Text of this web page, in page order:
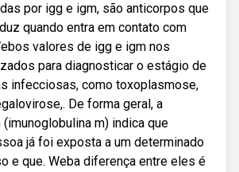
por igg e igm, são anticorpos que
quando entra em contato com
valores de igg e igm nos
para diagnosticar o estágio de
infecciosas, como toxoplasmose,
De forma geral, a
m) indica que
já foi exposta a um determinado
e que. Weba diferença entre eles é